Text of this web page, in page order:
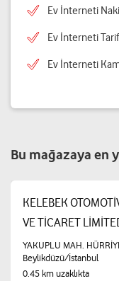
Ev İnterneti
Ev İnterneti
Ev İnterneti
Bu mağazaya en
KELEBEK
VE TİCARET
YAKUPLU MAH.
Beylikdüzü/İstanbul
0.45 km uzaklıkta